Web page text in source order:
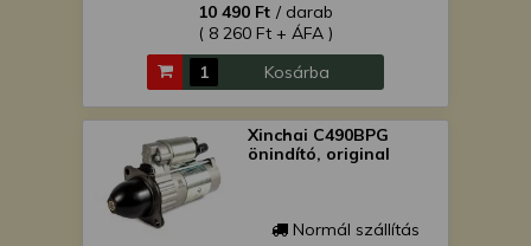
10 490 Ft / darab
( 8 260 Ft + ÁFA )
Kosárba
Xinchai C490BPG
önindító, original
Normál szállítás